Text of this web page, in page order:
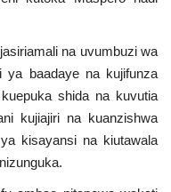
na uvumbuzi wa
ya baadaye na kujifunza
shida na kuvutia
kujiajiri na kuanzishwa
kisayansi na kiutawala